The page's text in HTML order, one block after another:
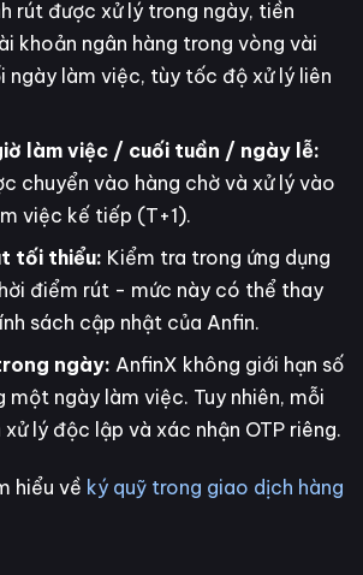
rút được xử lý trong ngày, tiền
khoản ngân hàng trong vòng vài
ngày làm việc, tùy tốc độ xử lý liên
làm việc / cuối tuần / ngày lễ:
chuyển vào hàng chờ và xử lý vào
việc kế tiếp (T+1).
tối thiểu: Kiểm tra trong ứng dụng
điểm rút - mức này có thể thay
sách cập nhật của Anfin.
ngày: AnfinX không giới hạn số
một ngày làm việc. Tuy nhiên, mỗi
xử lý độc lập và xác nhận OTP riêng.
hiểu về ký quỹ trong giao dịch hàng